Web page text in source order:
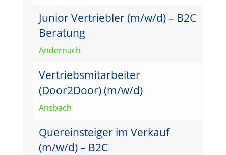
Junior Vertriebler (m/w/d) – B2C
Beratung
Andernach
Vertriebsmitarbeiter
(Door2Door) (m/w/d)
Ansbach
Quereinsteiger im Verkauf
(m/w/d) – B2C